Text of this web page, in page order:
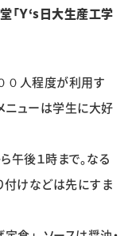
「Ｙ‘s日大生産工学
０人程度が利用す
ニューは学生に大好
後１時まで。なる
付けなどは先にすま